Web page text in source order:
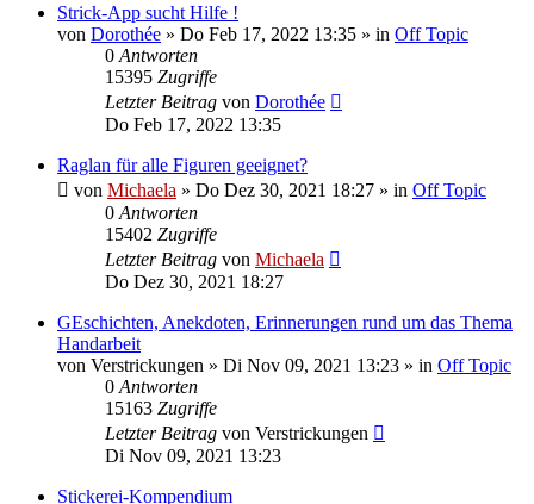
Strick-App sucht Hilfe !
von Dorothée » Do Feb 17, 2022 13:35 » in Off Topic
0 Antworten
15395 Zugriffe
Letzter Beitrag von Dorothée
Do Feb 17, 2022 13:35
Raglan für alle Figuren geeignet?
von Michaela » Do Dez 30, 2021 18:27 » in Off Topic
0 Antworten
15402 Zugriffe
Letzter Beitrag von Michaela
Do Dez 30, 2021 18:27
GEschichten, Anekdoten, Erinnerungen rund um das Thema
Handarbeit
von Verstrickungen » Di Nov 09, 2021 13:23 » in Off Topic
0 Antworten
15163 Zugriffe
Letzter Beitrag von Verstrickungen
Di Nov 09, 2021 13:23
Stickerei-Kompendium